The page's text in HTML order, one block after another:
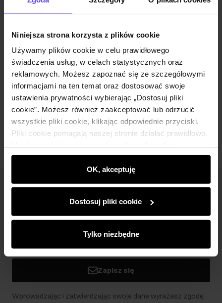
Niniejsza strona korzysta z plików cookie
Używamy plików cookie w celu prawidłowego
świadczenia usług, w celach statystycznych oraz
reklamowych. Możesz zapoznać się ze szczegółowymi
informacjami na ten temat oraz dostosować swoje
ustawienia prywatności wybierając „Dostosuj pliki
cookie”. Możesz również zaakceptować lub odrzucić
wszystkie pliki cookie, klikając odpowiednie przyciski.
Pliki cookie pomagają naszej stronie działać prawidłowo.
wyświetlać im dopasowane do ich preferencji treści,
rekomendacje oraz komunikaty reklamowe informujące o
najnowszych promocjach w e-sklepie. Informacje o tym,
partnerom społecznościowym, reklamowym i
analitycznym. Partnerzy mogą połączyć te informacje z
podczas korzystania z ich usług.
OK, akceptuję
Dostosuj pliki cookie
Tylko niezbędne
Wysyłka w 1 dzień roboczy
Szczegóły
Skład
Opinie
Newsletter
Zapisz się
Wprowadzając i zatwierdzając swoje dane wyrażasz zgodę